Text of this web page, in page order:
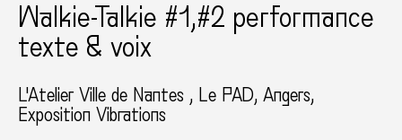
Walkie-Talkie #1,#2 performance
texte & voix
L'Atelier Ville de Nantes , Le PAD, Angers
Exposition Vibrations